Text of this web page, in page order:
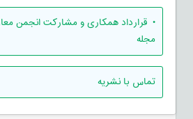
• قرارداد همکاری و مشارکت انجمن
مجله
تماس با نشریه